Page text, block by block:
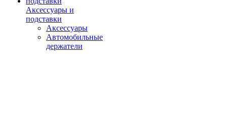
Аксессуары и
подставки
Аксессуары
Автомобильные
держатели